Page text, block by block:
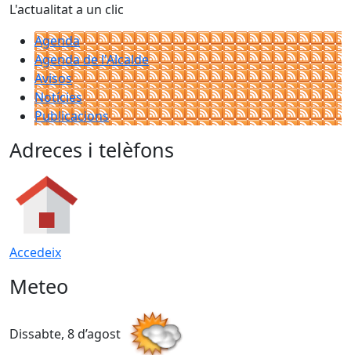
L'actualitat a un clic
Agenda
Agenda de l'Alcalde
Avisos
Notícies
Publicacions
Adreces i telèfons
Accedeix
Meteo
Dissabte, 8 d’agost